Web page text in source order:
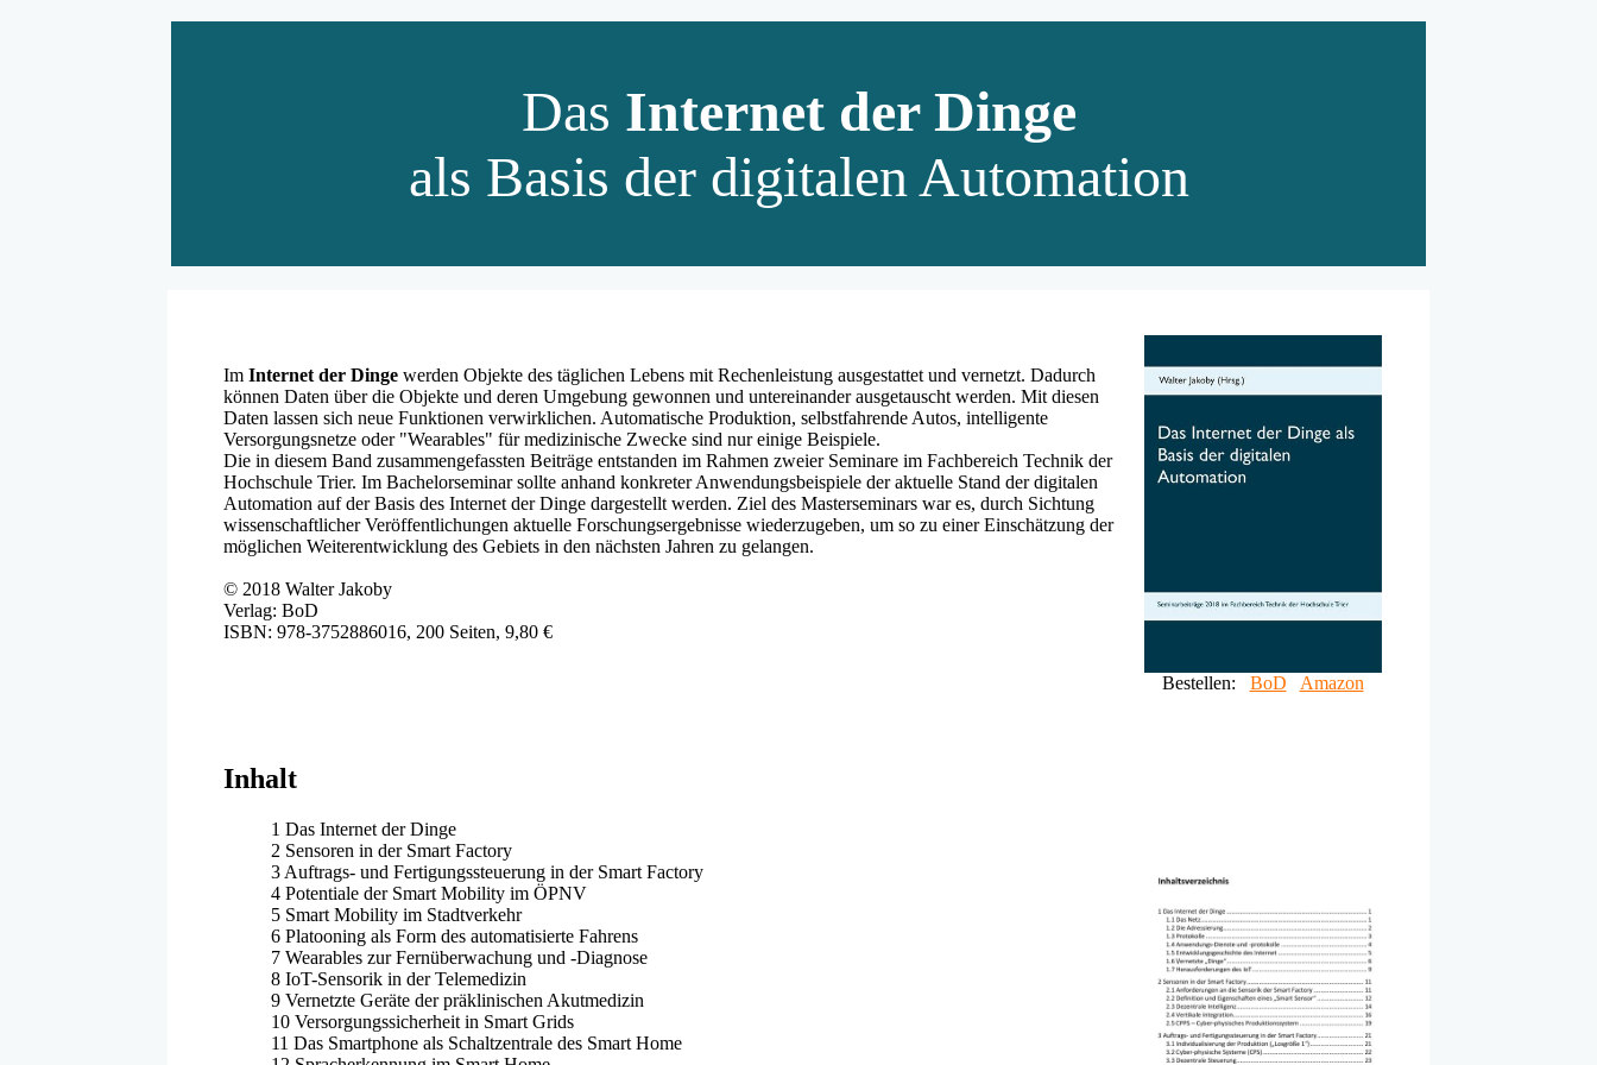
Das Internet der Dinge
als Basis der digitalen Automation
Im Internet der Dinge werden Objekte des täglichen Lebens mit Rechenleistung ausgestattet und vernetzt. Dadurch
können Daten über die Objekte und deren Umgebung gewonnen und untereinander ausgetauscht werden. Mit diesen
Daten lassen sich neue Funktionen verwirklichen. Automatische Produktion, selbstfahrende Autos, intelligente
Versorgungsnetze oder "Wearables" für medizinische Zwecke sind nur einige Beispiele.
Die in diesem Band zusammengefassten Beiträge entstanden im Rahmen zweier Seminare im Fachbereich Technik der
Hochschule Trier. Im Bachelorseminar sollte anhand konkreter Anwendungsbeispiele der aktuelle Stand der digitalen
Automation auf der Basis des Internet der Dinge dargestellt werden. Ziel des Masterseminars war es, durch Sichtung
wissenschaftlicher Veröffentlichungen aktuelle Forschungsergebnisse wiederzugeben, um so zu einer Einschätzung der
möglichen Weiterentwicklung des Gebiets in den nächsten Jahren zu gelangen.
© 2018 Walter Jakoby
Verlag: BoD
ISBN: 978-3752886016, 200 Seiten, 9,80 €
Bestellen: BoD Amazon
Inhalt
1 Das Internet der Dinge
2 Sensoren in der Smart Factory
3 Auftrags- und Fertigungssteuerung in der Smart Factory
4 Potentiale der Smart Mobility im ÖPNV
5 Smart Mobility im Stadtverkehr
6 Platooning als Form des automatisierte Fahrens
7 Wearables zur Fernüberwachung und -Diagnose
8 IoT-Sensorik in der Telemedizin
9 Vernetzte Geräte der präklinischen Akutmedizin
10 Versorgungssicherheit in Smart Grids
11 Das Smartphone als Schaltzentrale des Smart Home